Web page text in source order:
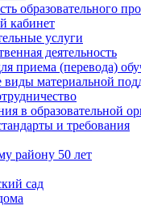
образовательного
кабинет
услуги
деятельность
приема (перевода)
материальной
в образовательной
и требования
району 50 лет
сад